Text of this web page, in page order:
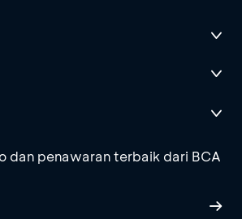
dan penawaran terbaik dari BCA